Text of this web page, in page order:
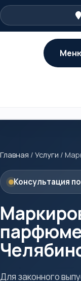
Главная / Услуги /
Консультация
Для законного